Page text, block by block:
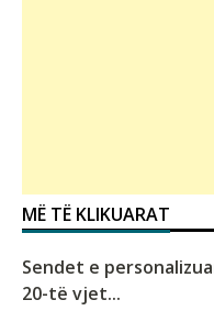
MË TË KLIKUARAT
Sendet e
20-të vjet...